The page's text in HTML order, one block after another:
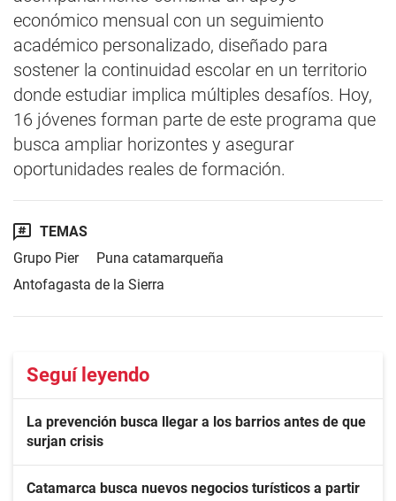
económico mensual con un seguimiento
académico personalizado, diseñado para
sostener la continuidad escolar en un territorio
donde estudiar implica múltiples desafíos. Hoy,
16 jóvenes forman parte de este programa que
busca ampliar horizontes y asegurar
oportunidades reales de formación.
TEMAS
Grupo Pier
Puna catamarqueña
Antofagasta de la Sierra
Seguí leyendo
La prevención busca llegar a los barrios antes de que
surjan crisis
Catamarca busca nuevos negocios turísticos a partir